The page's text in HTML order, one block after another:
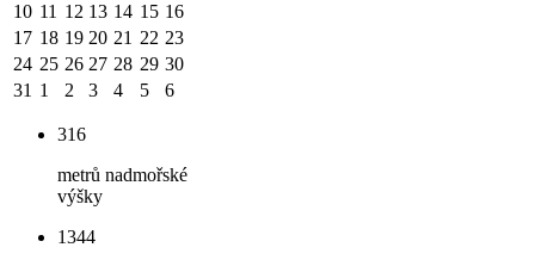
10 11 12 13 14 15 16
17 18 19 20 21 22 23
24 25 26 27 28 29 30
31 1 2 3 4 5 6
316
metrů nadmořské
výšky
1344